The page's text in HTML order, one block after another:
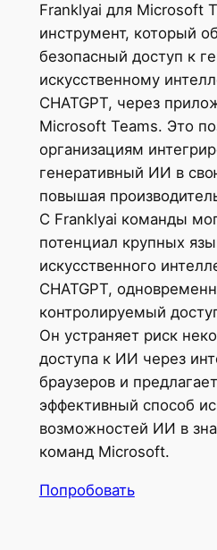
Franklyai для Microsoft
инструмент, который
безопасный доступ к
искусственному
CHATGPT, через
Microsoft Teams. Это
организациям
генеративный ИИ в
повышая
С Franklyai команды
потенциал крупных
искусственного
CHATGPT,
контролируемый
Он устраняет риск
доступа к ИИ через
браузеров и
эффективный способ
возможностей ИИ в
команд Microsoft.
Попробовать